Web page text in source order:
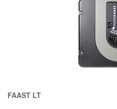
FAAST LT